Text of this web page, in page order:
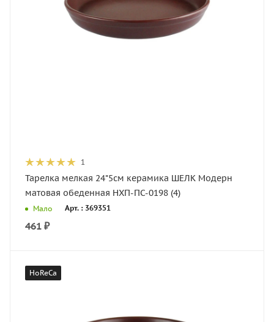
1
Тарелка мелкая 24*5см керамика ШЕЛК Модерн
матовая обеденная НХП-ПС-0198 (4)
Мало Арт. : 369351
461 ₽
HoReCa